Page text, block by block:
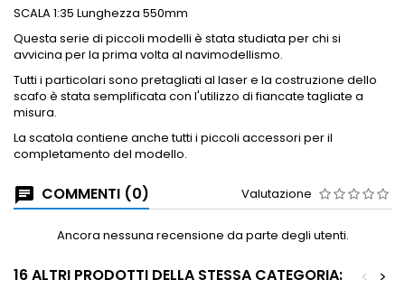
SCALA 1:35 Lunghezza 550mm
Questa serie di piccoli modelli è stata studiata per chi si
avvicina per la prima volta al navimodellismo.
Tutti i particolari sono pretagliati al laser e la costruzione dello
scafo è stata semplificata con l'utilizzo di fiancate tagliate a
misura.
La scatola contiene anche tutti i piccoli accessori per il
completamento del modello.
COMMENTI (0) Valutazione
Ancora nessuna recensione da parte degli utenti.
16 ALTRI PRODOTTI DELLA STESSA CATEGORIA: >
<